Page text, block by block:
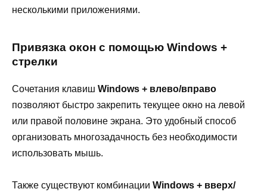
несколькими приложениями.
Привязка окон с помощью Windows +
стрелки
Сочетания клавиш Windows + влево/вправо
позволяют быстро закрепить текущее окно на левой
или правой половине экрана. Это удобный способ
организовать многозадачность без необходимости
использовать мышь.
Также существуют комбинации Windows + вверх/